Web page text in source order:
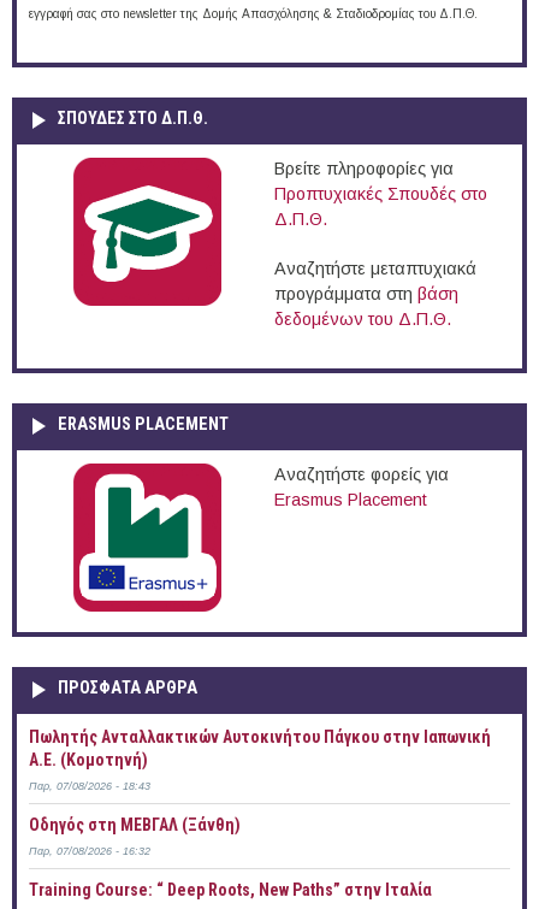
εγγραφή σας στο newsletter της Δομής Απασχόλησης & Σταδιοδρομίας του Δ.Π.Θ.
ΣΠΟΥΔΈΣ ΣΤΟ Δ.Π.Θ.
Βρείτε πληροφορίες για
Προπτυχιακές Σπουδές στο
Δ.Π.Θ.
Αναζητήστε μεταπτυχιακά
προγράμματα στη βάση
δεδομένων του Δ.Π.Θ.
ERASMUS PLACEMENT
Αναζητήστε φορείς για
Erasmus Placement
ΠΡOΣΦΑΤΑ AΡΘΡΑ
Πωλητής Ανταλλακτικών Αυτοκινήτου Πάγκου στην Ιαπωνική
Α.Ε. (Κομοτηνή)
Παρ, 07/08/2026 - 18:43
Οδηγός στη ΜΕΒΓΑΛ (Ξάνθη)
Παρ, 07/08/2026 - 16:32
Training Course: “ Deep Roots, New Paths” στην Ιταλία